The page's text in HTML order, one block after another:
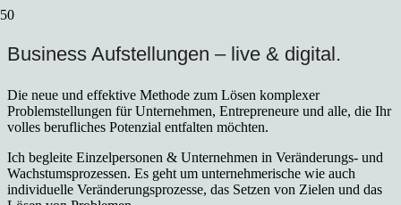
Business Aufstellungen – live & digital.
Die neue und effektive Methode zum Lösen komplexer
Problemstellungen für Unternehmen, Entrepreneure und alle, die Ihr
volles berufliches Potenzial entfalten möchten.
Ich begleite Einzelpersonen & Unternehmen in Veränderungs- und
Wachstumsprozessen. Es geht um unternehmerische wie auch
individuelle Veränderungsprozesse, das Setzen von Zielen und das